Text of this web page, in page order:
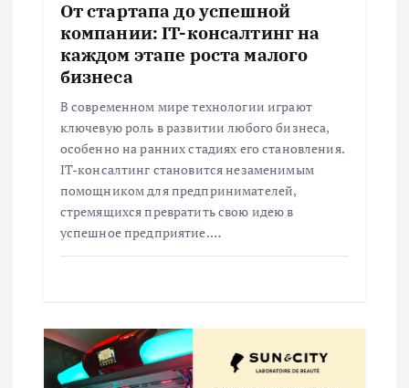
От стартапа до успешной
компании: IT-консалтинг на
каждом этапе роста малого
бизнеса
В современном мире технологии играют
ключевую роль в развитии любого бизнеса,
особенно на ранних стадиях его становления.
IT-консалтинг становится незаменимым
помощником для предпринимателей,
стремящихся превратить свою идею в
успешное предприятие.…